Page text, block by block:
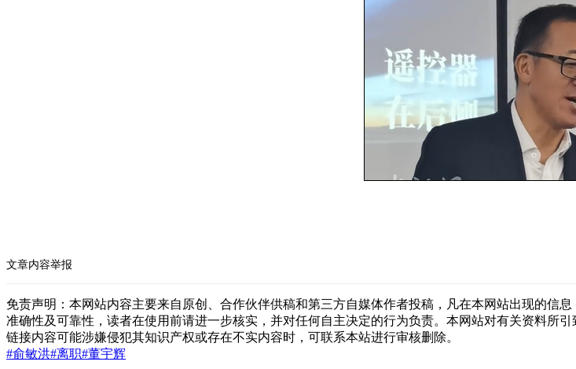
文章内容举报
免责声明：本网站内容主要来自原创、合作伙伴供稿和第三方自媒体作者投稿，凡在本网站出现的信
准确性及可靠性，读者在使用前请进一步核实，并对任何自主决定的行为负责。本网站对有关资料所
链接内容可能涉嫌侵犯其知识产权或存在不实内容时，可联系本站进行审核删除。
#俞敏洪#离职#董宇辉